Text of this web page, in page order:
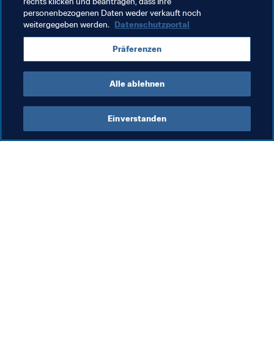
Verwandte Themen
Argentina CONMEBOL
personenbezogenen Daten weder verkauft noch
weitergegeben werden. Datenschutzportal
Präferenzen
Alle ablehnen
Einverstanden